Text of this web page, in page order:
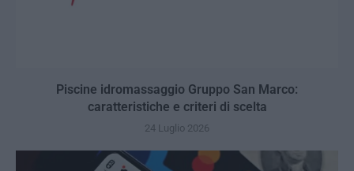
Piscine idromassaggio Gruppo San Marco:
caratteristiche e criteri di scelta
24 Luglio 2026